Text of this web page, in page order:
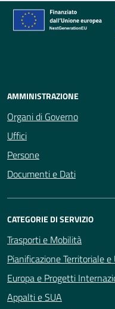
AMMINISTRAZIONE
Organi di Governo
Uffici
Persone
Documenti e Dati
CATEGORIE DI SERVIZIO
Trasporti e Mobilità
Pianificazione Territoriale
Europa e Progetti
Appalti e SUA